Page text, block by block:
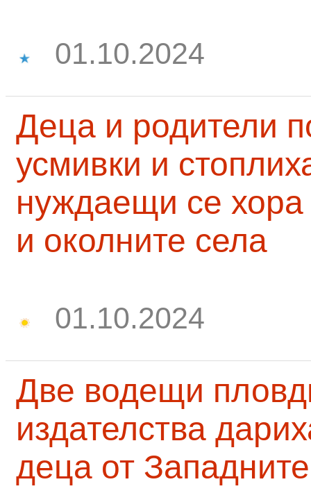
01.10.2024
Деца и родители
усмивки и
нуждаещи се
и околните села
01.10.2024
Две водещи
издателства
деца от